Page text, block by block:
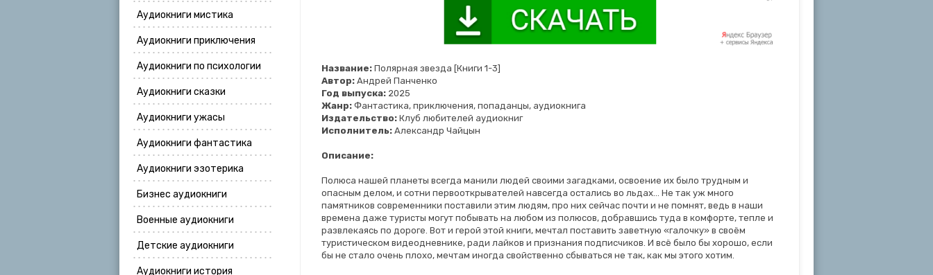
Аудиокниги мистика
Аудиокниги приключения
Аудиокниги по психологии
Аудиокниги сказки
Аудиокниги ужасы
Аудиокниги фантастика
Аудиокниги эзотерика
Бизнес аудиокниги
Военные аудиокниги
Детские аудиокниги
Аудиокниги история
Название: Полярная звезда [Книги 1-3]
Автор: Андрей Панченко
Год выпуска: 2025
Жанр: Фантастика, приключения, попаданцы, аудиокнига
Издательство: Клуб любителей аудиокниг
Исполнитель: Александр Чайцын
Описание:
Полюса нашей планеты всегда манили людей своими загадками, освоение их было трудным и
опасным делом, и сотни первооткрывателей навсегда остались во льдах… Не так уж много
памятников современники поставили этим людям, про них сейчас почти и не помнят, ведь в наши
времена даже туристы могут побывать на любом из полюсов, добравшись туда в комфорте, тепле и
развлекаясь по дороге. Вот и герой этой книги, мечтал поставить заветную «галочку» в своём
туристическом видеодневнике, ради лайков и признания подписчиков. И всё было бы хорошо, если
бы не стало очень плохо, мечтам иногда свойственно сбываться не так, как мы этого хотим.